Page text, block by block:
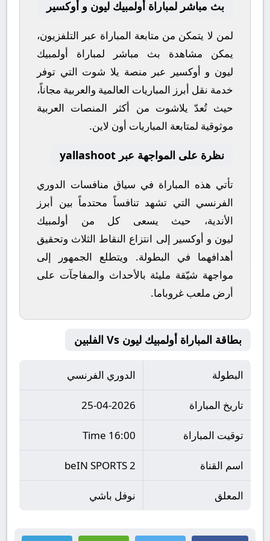
بث مباشر لمباراة أولمبيك ليون و أوكسير
لمن لا يتمكن من متابعة المباراة عبر التلفزيون،
يمكن مشاهدة بث مباشر لمباراة أولمبيك
ليون و أوكسير عبر منصة يلا شوت التي توفر
خدمة نقل أبرز المباريات العالمية والعربية مجاناً،
حيث تُعدّ يلاشوت من أكثر المنصات العربية
موثوقية لمتابعة المباريات أون لاين.
نظرة على المواجهة عبر yallashoot
تأتي هذه المباراة في سياق منافسات الدوري
الفرنسي التي تشهد تنافساً محتدماً بين أبرز
الأندية، حيث يسعى كل من أولمبيك
ليون و أوكسير إلى انتزاع النقاط الثلاث وتحقيق
أهدافهما في البطولة. ويتطلع الجمهور إلى
مواجهة شيّقة مليئة بالأحداث والمفاجآت على
أرض ملعب غروباما.
بطاقة المباراة أولمبيك ليون Vs الفلبين
البطولة الدوري الفرنسي
تاريخ المباراة 25-04-2026
توقيت المباراة 16:00 Time
اسم القناة beIN SPORTS 2
المعلق نوفل باشي